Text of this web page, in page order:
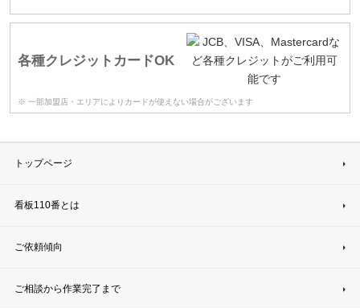
各種クレジットカードOK
※ 一部加盟店・エリアによりカードが使えない場合がございます
トップページ
看板110番とは
ご依頼傾向
ご相談から作業完了まで